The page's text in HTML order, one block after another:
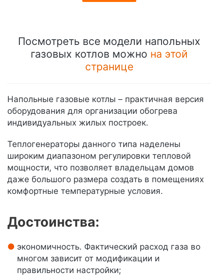
Посмотреть все модели напольных
газовых котлов можно на этой
странице
Напольные газовые котлы – практичная версия
оборудования для организации обогрева
индивидуальных жилых построек.
Теплогенераторы данного типа наделены
широким диапазоном регулировки тепловой
мощности, что позволяет владельцам домов
даже большого размера создать в помещениях
комфортные температурные условия.
Достоинства:
экономичность. Фактический расход газа во
многом зависит от модификации и
правильности настройки;